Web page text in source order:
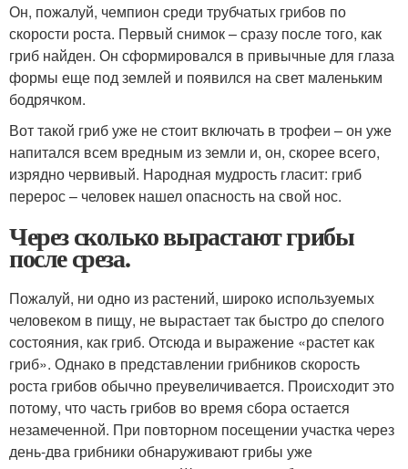
Он, пожалуй, чемпион среди трубчатых грибов по
скорости роста. Первый снимок – сразу после того, как
гриб найден. Он сформировался в привычные для глаза
формы еще под землей и появился на свет маленьким
бодрячком.
Вот такой гриб уже не стоит включать в трофеи – он уже
напитался всем вредным из земли и, он, скорее всего,
изрядно червивый. Народная мудрость гласит: гриб
перерос – человек нашел опасность на свой нос.
Через сколько вырастают грибы
после среза.
Пожалуй, ни одно из растений, широко используемых
человеком в пищу, не вырастает так быстро до спелого
состояния, как гриб. Отсюда и выражение «растет как
гриб». Однако в представлении грибников скорость
роста грибов обычно преувеличивается. Происходит это
потому, что часть грибов во время сбора остается
незамеченной. При повторном посещении участка через
день-два грибники обнаруживают грибы уже